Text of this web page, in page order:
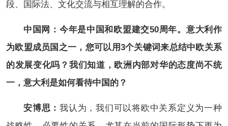
段、国际法、文化交流与相互理解的合作。
中国网：今年是中国和欧盟建交50周年。意大利作
为欧盟成员国之一，您可以用3个关键词来总结中欧关系
的发展变化吗？我们知道，欧洲内部对华的态度尚不统
一，意大利是如何看待中国的？
安博思：我认为，我们可以将欧中关系定义为一种